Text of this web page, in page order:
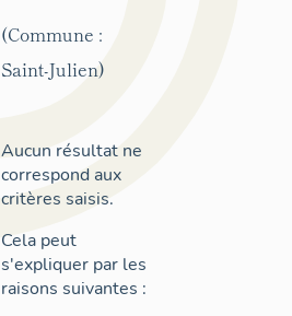
(Commune :
Saint-Julien)
Aucun résultat ne
correspond aux
critères saisis.
Cela peut
s'expliquer par les
raisons suivantes :